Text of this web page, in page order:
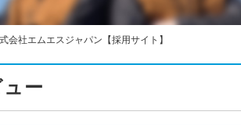
会社エムエスジャパン【採用サイト】
ー